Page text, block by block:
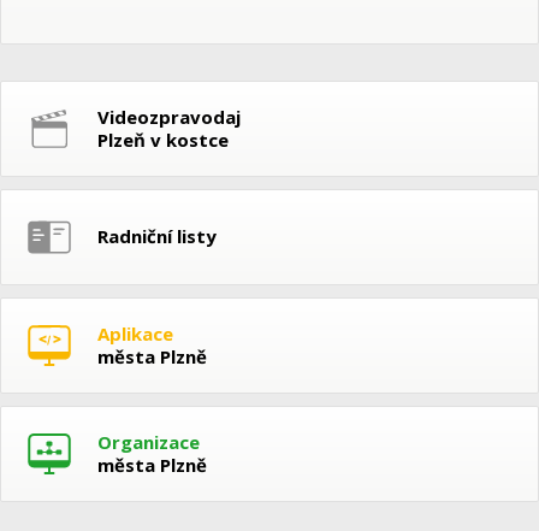
Videozpravodaj
Plzeň v kostce
Radniční listy
Aplikace
města Plzně
Organizace
města Plzně